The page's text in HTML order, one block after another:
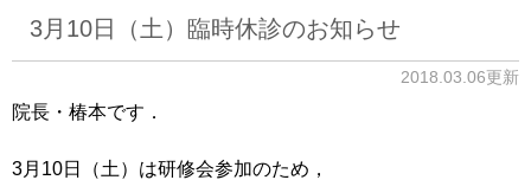
3月10日（土）臨時休診のお知らせ
2018.03.06更新
院長・椿本です．
3月10日（土）は研修会参加のため，